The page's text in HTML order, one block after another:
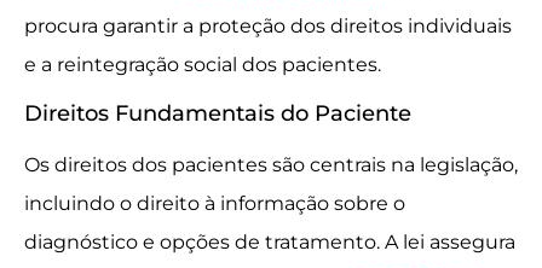
procura garantir a proteção dos direitos individuais
e a reintegração social dos pacientes.
Direitos Fundamentais do Paciente
Os direitos dos pacientes são centrais na legislação,
incluindo o direito à informação sobre o
diagnóstico e opções de tratamento. A lei assegura